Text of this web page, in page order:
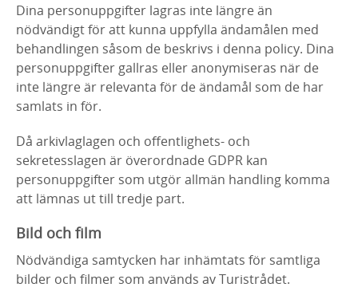
Dina personuppgifter lagras inte längre än
nödvändigt för att kunna uppfylla ändamålen med
behandlingen såsom de beskrivs i denna policy. Dina
personuppgifter gallras eller anonymiseras när de
inte längre är relevanta för de ändamål som de har
samlats in för.
Då arkivlaglagen och offentlighets- och
sekretesslagen är överordnade GDPR kan
personuppgifter som utgör allmän handling komma
att lämnas ut till tredje part.
Bild och film
Nödvändiga samtycken har inhämtats för samtliga
bilder och filmer som används av Turistrådet.